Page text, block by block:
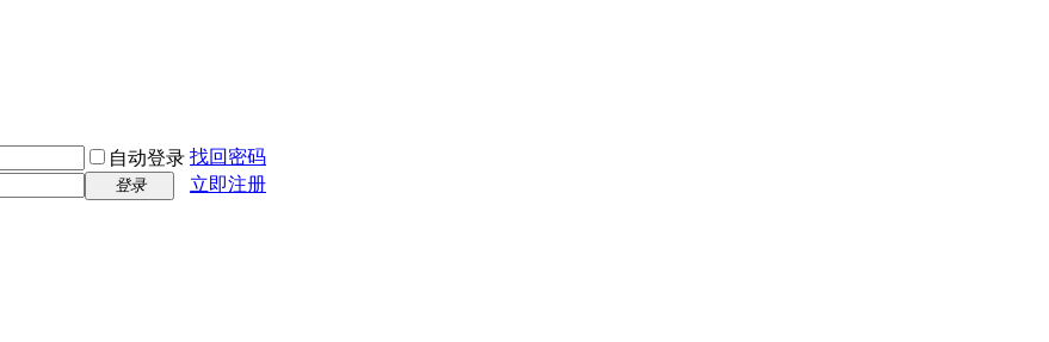
自动登录 找回密码
登录
立即注册